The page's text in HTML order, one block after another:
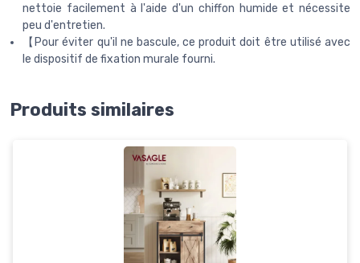
nettoie facilement à l'aide d'un chiffon humide et nécessite
peu d'entretien.
【Pour éviter qu'il ne bascule, ce produit doit être utilisé avec
le dispositif de fixation murale fourni.
Produits similaires